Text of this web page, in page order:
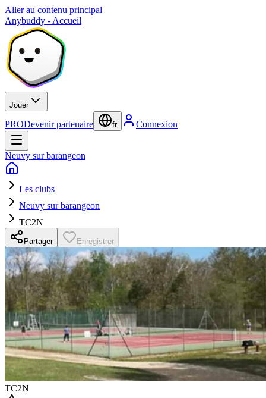
Aller au contenu principal
Anybuddy - Accueil
Jouer
PRODevenir partenaire fr Connexion
Neuvy sur barangeon
Les clubs
Neuvy sur barangeon
TC2N
Partager Enregistrer
TC2N